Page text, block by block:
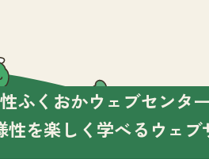
ふくおかウェブセンター
を楽しく学べる ウェブ